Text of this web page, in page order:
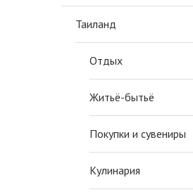
Таиланд
Отдых
Житьё-бытьё
Покупки и сувениры
Кулинария